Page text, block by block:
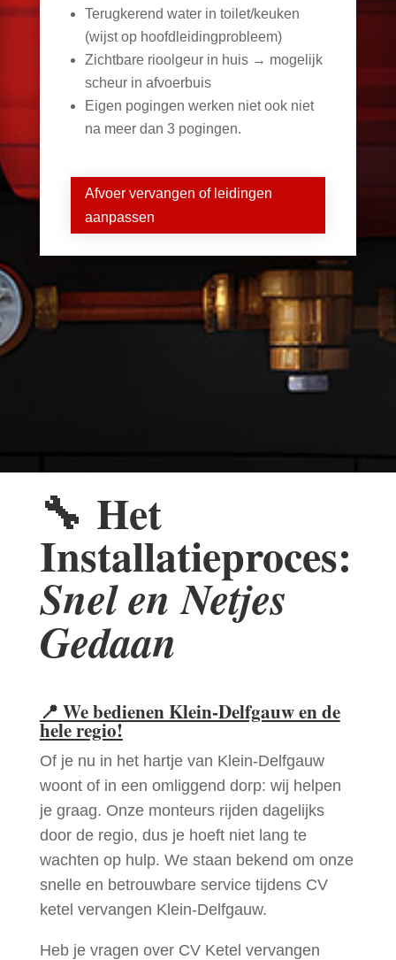
Terugkerend water in toilet/keuken
(wijst op hoofdleidingprobleem)
Zichtbare rioolgeur in huis → mogelijk
scheur in afvoerbuis
Eigen pogingen werken niet ook niet
na meer dan 3 pogingen.
Afvoer vervangen of leidingen
aanpassen
🔧 Het
Installatieproces:
Snel en Netjes
Gedaan
📍 We bedienen Klein-Delfgauw en de
hele regio!
Of je nu in het hartje van Klein-Delfgauw
woont of in een omliggend dorp: wij helpen
je graag. Onze monteurs rijden dagelijks
door de regio, dus je hoeft niet lang te
wachten op hulp. We staan bekend om onze
snelle en betrouwbare service tijdens CV
ketel vervangen Klein-Delfgauw.
Heb je vragen over CV Ketel vervangen